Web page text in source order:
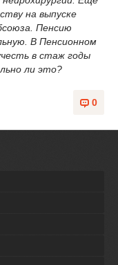
на выпуске
Пенсию
В Пенсионном
в стаж годы
ли это?
0